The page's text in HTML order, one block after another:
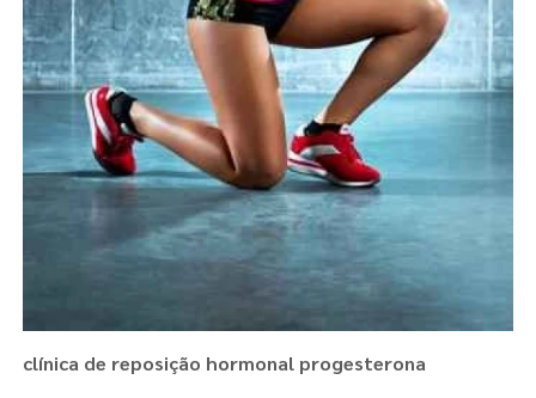
clínica de reposição hormonal progesterona